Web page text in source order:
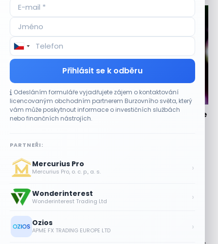
Přihlásit se k odběru
Odesláním formuláře vyjadřujete zájem o kontaktování
licencovaným obchodním partnerem Burzovního světa, který
vám může poskytnout informace o investičních službách
nebo finančních nástrojích.
PARTNEŘI:
Mercurius Pro
Mercurius Pro, o. c. p., a. s. ›
Wonderinterest
Wonderinterest Trading Ltd ›
Ozios
APME FX TRADING EUROPE LTD ›
CO HÝBE TRHEM
Lisa Su zlehčuje Muskův závazek vůči Nvidii. Akcie
AMD po výsledcích klesají
společnosti Advanced Micro Devices (AMD) Lisa Suová
reagovala na vyjádření Elona Muska, podle...
Asijské technologie oslabily, SK Hynix se
propadl téměř o 10 %